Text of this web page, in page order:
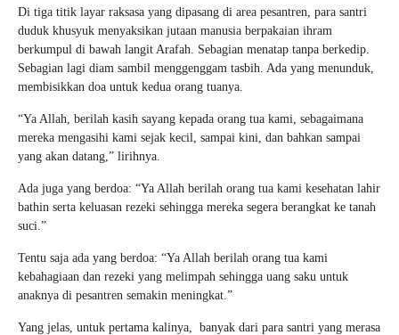
Di tiga titik layar raksasa yang dipasang di area pesantren, para santri
duduk khusyuk menyaksikan jutaan manusia berpakaian ihram
berkumpul di bawah langit Arafah. Sebagian menatap tanpa berkedip.
Sebagian lagi diam sambil menggenggam tasbih. Ada yang menunduk,
membisikkan doa untuk kedua orang tuanya.
“Ya Allah, berilah kasih sayang kepada orang tua kami, sebagaimana
mereka mengasihi kami sejak kecil, sampai kini, dan bahkan sampai
yang akan datang,” lirihnya.
Ada juga yang berdoa: “Ya Allah berilah orang tua kami kesehatan lahir
bathin serta keluasan rezeki sehingga mereka segera berangkat ke tanah
suci.”
Tentu saja ada yang berdoa: “Ya Allah berilah orang tua kami
kebahagiaan dan rezeki yang melimpah sehingga uang saku untuk
anaknya di pesantren semakin meningkat.”
Yang jelas, untuk pertama kalinya, banyak dari para santri yang merasa